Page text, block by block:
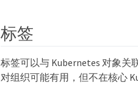
标签
标签可以与 Kubernetes 对象
对组织可能有用，但不在核心